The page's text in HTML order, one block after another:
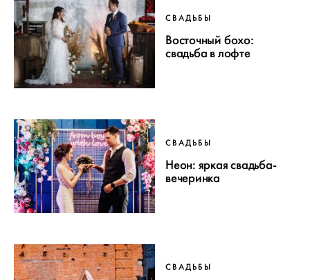
СВАДЬБЫ
Восточный бохо:
свадьба в лофте
СВАДЬБЫ
Неон: яркая свадьба-
вечеринка
СВАДЬБЫ